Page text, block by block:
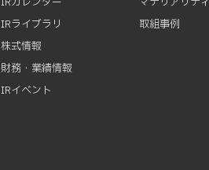
IRライブラリ
株式情報
財務・業績情報
IRイベント
取組事例